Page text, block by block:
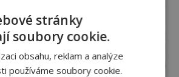
stránky
soubory cookie.
obsahu, reklam a analýze
používáme soubory cookie.